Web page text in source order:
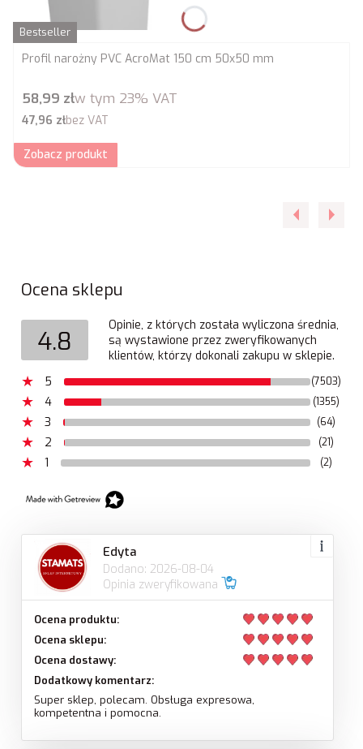
Bestseller
Profil narożny PVC AcroMat 150 cm 50x50 mm
Cena brutto
58,99 złw tym 23% VAT
Cena netto
47,96 złbez VAT
Zobacz produkt
Ocena sklepu
4.8
Opinie, z których została wyliczona średnia,
są wystawione przez zweryfikowanych
klientów, którzy dokonali zakupu w sklepie.
5
(7503)
4 (1355)
3 (64)
2 (21)
1 (2)
Edyta
Dodano: 2026-08-04
Opinia zweryfikowana
Ocena produktu:
Ocena sklepu:
Ocena dostawy:
Dodatkowy komentarz:
Super sklep, polecam. Obsługa expresowa,
kompetentna i pomocna.